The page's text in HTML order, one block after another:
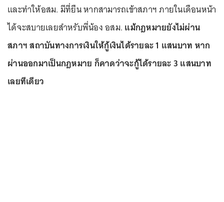
และทำให้อสม. มีที่ยืน หากสามารถเข้าสภาฯ ภายในเดือนหน้า
ได้จะสบายเลยสำหรับพี่น้อง อสม. แม้กฎหมายยังไม่ผ่าน
สภาฯ สถาบันทางการเงินให้กู้เงินได้รายละ 1 แสนบาท หาก
ผ่านออกมาเป็นกฎหมาย ก็คาดว่าจะกู้ได้รายละ 3 แสนบาท
เลยทีเดียว